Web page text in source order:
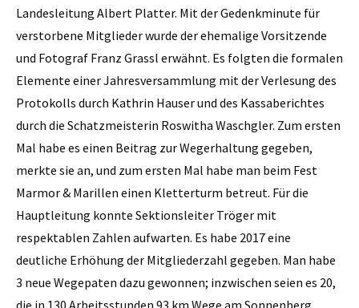
Landesleitung Albert Platter. Mit der Gedenkminute für
verstorbene Mitglieder wurde der ehemalige Vorsitzende
und Fotograf Franz Grassl erwähnt. Es folgten die formalen
Elemente einer Jahresversammlung mit der Verlesung des
Protokolls durch Kathrin Hauser und des Kassaberichtes
durch die Schatzmeisterin Roswitha Waschgler. Zum ersten
Mal habe es einen Beitrag zur Wegerhaltung gegeben,
merkte sie an, und zum ersten Mal habe man beim Fest
Marmor & Marillen einen Kletterturm betreut. Für die
Hauptleitung konnte Sektionsleiter Tröger mit
respektablen Zahlen aufwarten. Es habe 2017 eine
deutliche Erhöhung der Mitgliederzahl gegeben. Man habe
3 neue Wegepaten dazu gewonnen; inzwischen seien es 20,
die in 130 Arbeitsstunden 93 km Wege am Sonnenberg